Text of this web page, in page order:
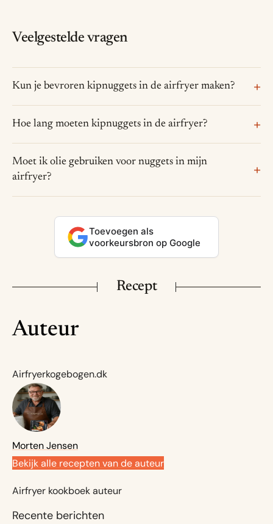
Veelgestelde vragen
Kun je bevroren kipnuggets in de airfryer maken?
Hoe lang moeten kipnuggets in de airfryer?
Moet ik olie gebruiken voor nuggets in mijn
airfryer?
Toevoegen als
voorkeursbron op Google
Recept
Auteur
Airfryerkogebogen.dk
Morten Jensen
Bekijk alle recepten van de auteur
Airfryer kookboek auteur
Recente berichten